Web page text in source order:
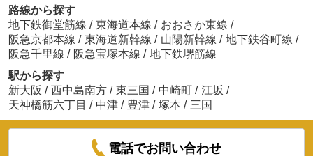
路線から探す
地下鉄御堂筋線 / 東海道本線 / おおさか東線 /
阪急京都本線 / 東海道新幹線 / 山陽新幹線 / 地下鉄谷町線 /
阪急千里線 / 阪急宝塚本線 / 地下鉄堺筋線
駅から探す
新大阪 / 西中島南方 / 東三国 / 中崎町 / 江坂 /
天神橋筋六丁目 / 中津 / 豊津 / 塚本 / 三国
電話でお問い合わせ